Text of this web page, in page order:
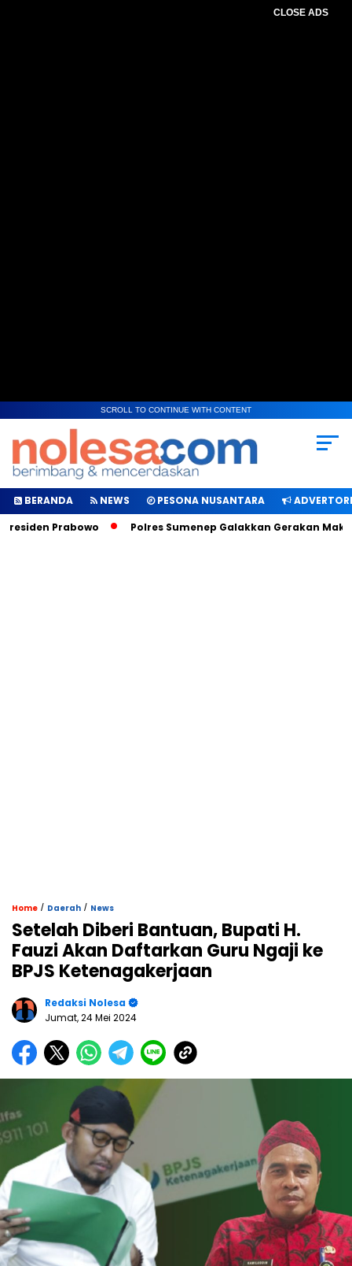
CLOSE ADS
SCROLL TO CONTINUE WITH CONTENT
BERANDA NEWS PESONA NUSANTARA
Prabowo
Polres Sumenep Galakkan Gerakan Makan
Home / Daerah / News
Setelah Diberi Bantuan, Bupati H.
Fauzi Akan Daftarkan Guru Ngaji ke
BPJS Ketenagakerjaan
Redaksi Nolesa
Jumat, 24 Mei 2024